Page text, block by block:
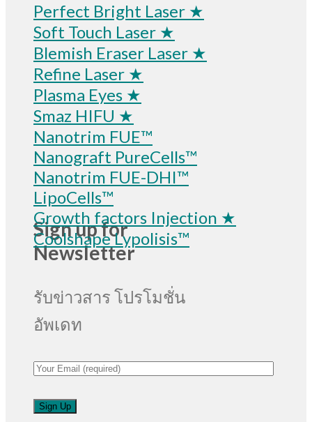
Sign up for
Newsletter
รับข่าวสาร โปรโมชั่น
อัพเดท
Perfect Bright Laser ★
Soft Touch Laser ★
Blemish Eraser Laser ★
Refine Laser ★
Plasma Eyes ★
Smaz HIFU ★
Nanotrim FUE™
Nanograft PureCells™
Nanotrim FUE-DHI™
LipoCells™
Growth factors Injection ★
Coolshape Lypolisis™